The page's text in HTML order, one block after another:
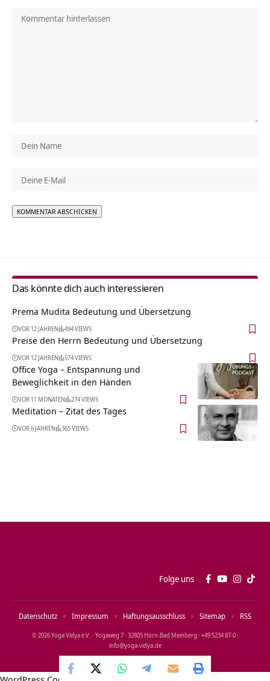
Das könnte dich auch interessieren
Prema Mudita Bedeutung und Übersetzung
VOR 12 JAHREN 494 VIEWS
Preise den Herrn Bedeutung und Übersetzung
VOR 12 JAHREN 574 VIEWS
Office Yoga – Entspannung und
Beweglichkeit in den Händen
VOR 11 MONATEN 274 VIEWS
Meditation – Zitat des Tages
VOR 6 JAHREN 365 VIEWS
Folge uns
© 2026 Yoga Vidya e.V. · Yogaweg 7 · 32805 Horn‑Bad Meinberg · +49 5234 87‑0 ·
info@yoga‑vidya.de
Datenschutz Impressum Haftungsausschluss Sitemap RSS